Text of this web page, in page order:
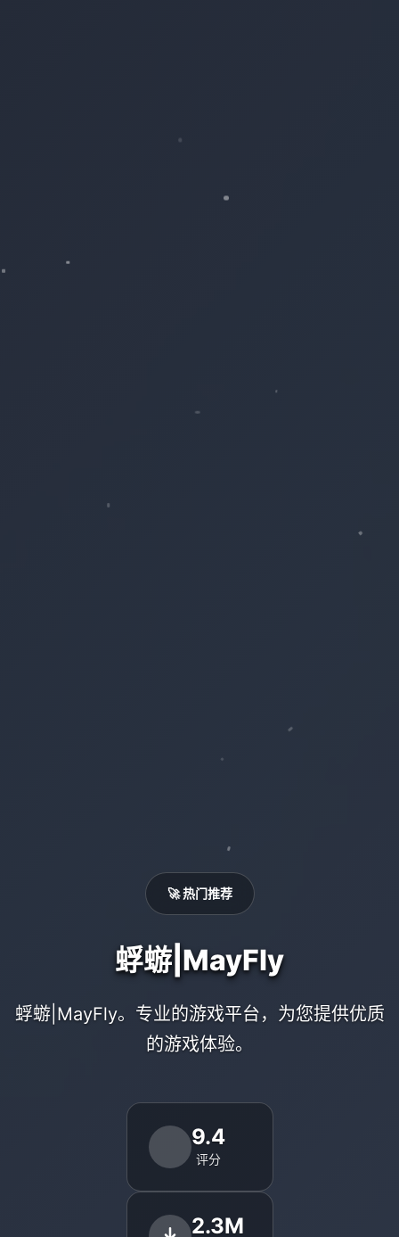
🚀 热门推荐
蜉蝣|MayFly
蜉蝣|MayFly。专业的游戏平台，为您提供优质
的游戏体验。
9.4
评分
2.3M